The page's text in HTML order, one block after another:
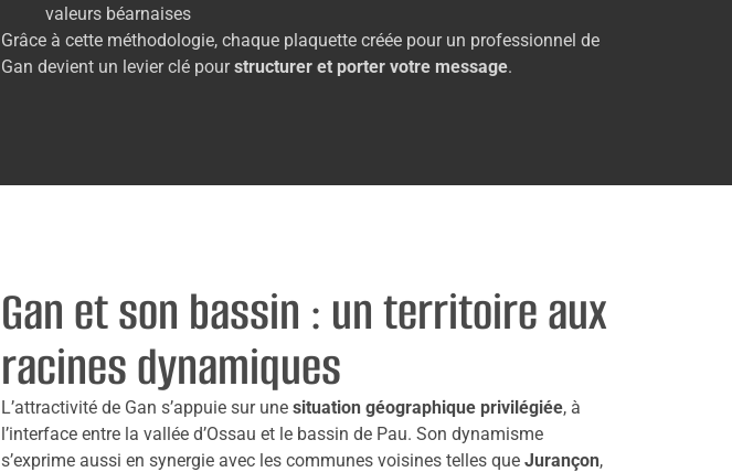
valeurs béarnaises
Grâce à cette méthodologie, chaque plaquette créée pour un professionnel de
Gan devient un levier clé pourstructurer et porter votre message.
Gan et son bassin : un territoire aux
racines dynamiques
L’attractivité de Gan s’appuie sur une situation géographique privilégiée, à
l’interface entre la vallée d’Ossau et le bassin de Pau. Son dynamisme
s’exprime aussi en synergie avec les communes voisines telles que Jurançon,